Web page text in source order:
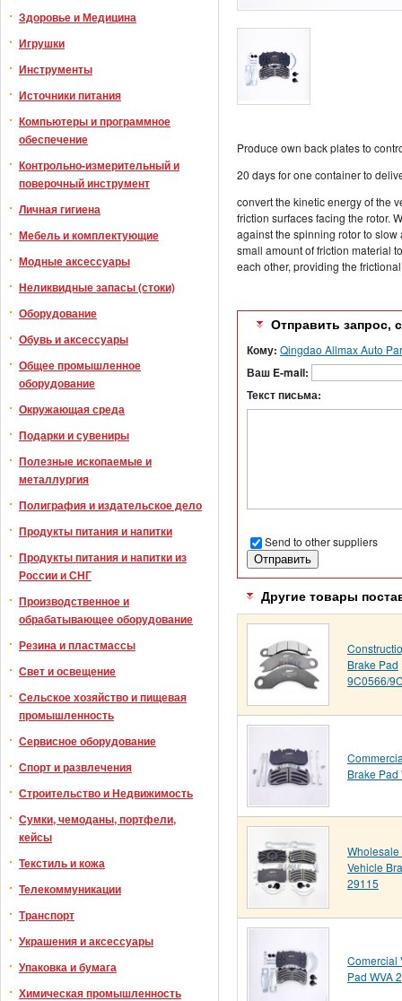
Здоровье и Медицина
Игрушки
Инструменты
Источники питания
Компьютеры и программное
обеспечение
Контрольно-измерительный и
поверочный инструмент
Личная гигиена
Мебель и комплектующие
Модные аксессуары
Неликвидные запасы (стоки)
Оборудование
Обувь и аксессуары
Общее промышленное
оборудование
Окружающая среда
Подарки и сувениры
Полезные ископаемые и
металлургия
Полиграфия и издательское дело
Продукты питания и напитки
Продукты питания и напитки из
России и СНГ
Производственное и
обрабатывающее оборудование
Резина и пластмассы
Свет и освещение
Сельское хозяйство и пищевая
промышленность
Сервисное оборудование
Спорт и развлечения
Строительство и Недвижимость
Сумки, чемоданы, портфели,
кейсы
Текстиль и кожа
Телекоммуникации
Транспорт
Украшения и аксессуары
Упаковка и бумага
Химическая промышленность
Produce own back plates to
20 days for one container to
convert the kinetic energy of the
friction surfaces facing the rotor.
against the spinning rotor to slow
small amount of friction material
each other, providing the
Отправить запрос,
Кому: Qingdao Allmax Auto
Ваш E-mail:
Текст письма:
Send to other suppliers
Другие товары
Brake Pad
9C0566/
Brake Pad
Vehicle
29115
Comercial
Pad WVA